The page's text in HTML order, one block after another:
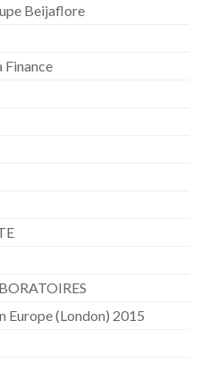
Beijaflore
Finance
Europe (London) 2015